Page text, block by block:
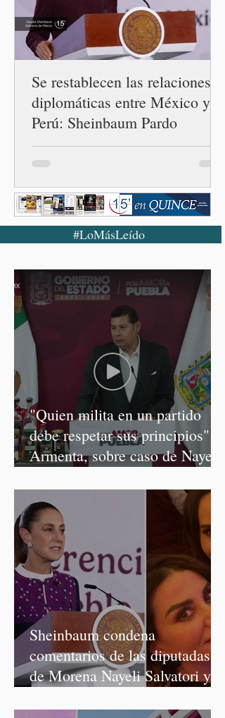
el país únicamente se han
confirmado 33 casos de esta
enferme
Se restablecen las relaciones
diplomáticas entre México y
Perú: Sheinbaum Pardo
#LoMásLeído
"Quien milita en un partido
debe respetar sus principios":
Armenta, sobre caso de Nayeli
Sheinbaum condena
comentarios de las diputadas
de Morena Nayeli Salvatori y